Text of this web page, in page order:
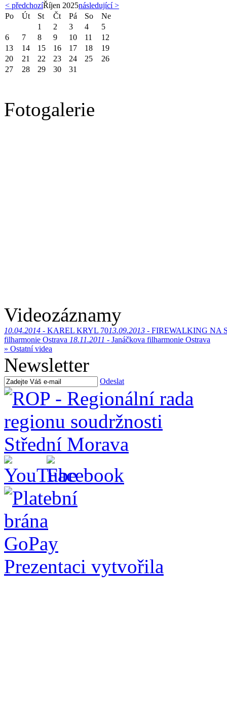
< předchozíŘíjen 2025následující >
Po
Út St Čt Pá So
Ne
1
2 3 4
5
6
7 8 9 10 11
12
13
14 15 16 17 18
19
20
21 22 23 24 25
26
27
28 29 30 31
Fotogalerie
Videozáznamy
10.04.2014 - KAREL KRYL 7013.09.2013 - FIREWALKING NA
filharmonie Ostrava 18.11.2011 - Janáčkova filharmonie Ostrava
» Ostatní videa
Newsletter
Odeslat
Prezentaci vytvořila